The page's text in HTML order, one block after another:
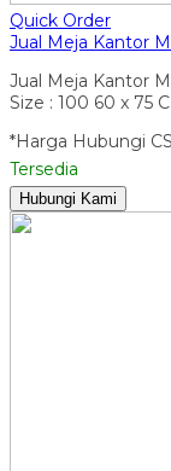
Quick Order
Jual Meja Kantor
Jual Meja Kantor
Size : 100 60 x 75
*Harga Hubungi CS
Tersedia
Hubungi Kami